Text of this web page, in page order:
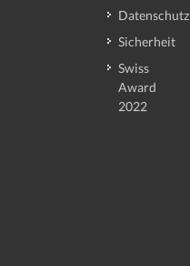
Datenschutz
Sicherheit
Swiss
Award
2022